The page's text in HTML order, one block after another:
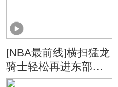
[NBA最前线]横扫猛龙
骑士轻松再进东部决
赛